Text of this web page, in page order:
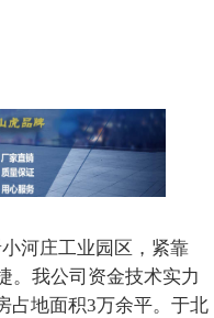
河庄工业园区，紧靠
。我公司资金技术实力
占地面积3万余平。于北